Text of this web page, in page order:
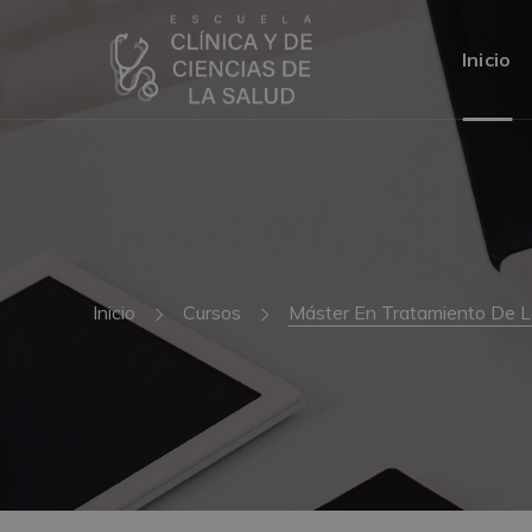
Inicio
Inicio Cursos Máster En Tratamiento De